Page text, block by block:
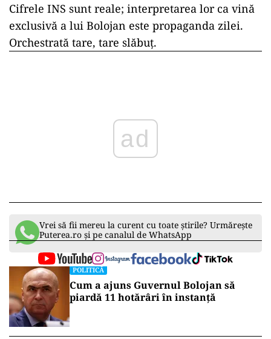
Cifrele INS sunt reale; interpretarea lor ca vină
exclusivă a lui Bolojan este propaganda zilei.
Orchestrată tare, tare slăbuț.
ad
Vrei să fii mereu la curent cu toate știrile? Urmărește
Puterea.ro și pe canalul de WhatsApp
POLITICĂ
Cum a ajuns Guvernul Bolojan să
piardă 11 hotărâri în instanță